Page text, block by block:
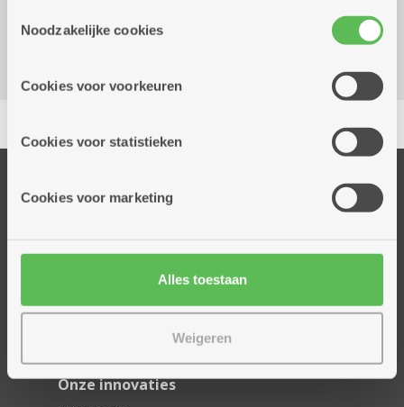
cookies hebben we jouw toestemming nodig. Sommige
cookies worden geplaatst door derde partijen die een
informatie over jouw (geanonimiseerd) gebruik van onze
partners kunnen deze gegevens combineren met andere
Noodzakelijke cookies
Cookies voor voorkeuren
Cookies voor statistieken
Cookies voor marketing
Alles toestaan
Weigeren
Zwaantjeslei 87
2170 Merksem
Dienstencentra
Woonzorgcentra
Financieel comfort
Onze innovaties